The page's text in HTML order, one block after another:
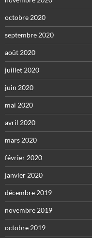
octobre 2020
septembre 2020
août 2020
juillet 2020
juin 2020
mai 2020
avril 2020
mars 2020
février 2020
janvier 2020
décembre 2019
novembre 2019
octobre 2019